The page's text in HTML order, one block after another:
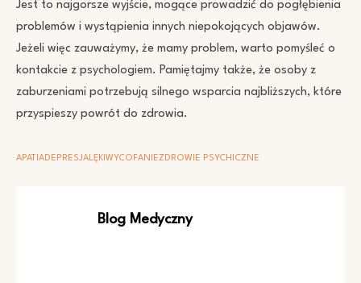
Jest to najgorsze wyjście, mogące prowadzić do pogłębienia
problemów i wystąpienia innych niepokojących objawów.
Jeżeli więc zauważymy, że mamy problem, warto pomyśleć o
kontakcie z psychologiem. Pamiętajmy także, że osoby z
zaburzeniami potrzebują silnego wsparcia najbliższych, które
przyspieszy powrót do zdrowia.
APATIADEPRESJALĘKIWYCOFANIEZDROWIE PSYCHICZNE
Blog Medyczny